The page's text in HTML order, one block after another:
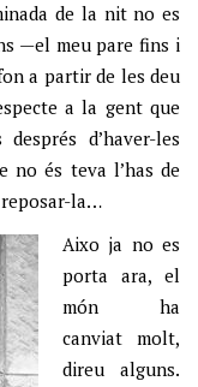
de la nit no es
—el meu pare fins i
a partir de les deu
a la gent que
d’haver-les
no és teva l’has de
reposar-la…
Aixo ja no es
porta ara, el
món ha
canviat molt,
direu alguns.